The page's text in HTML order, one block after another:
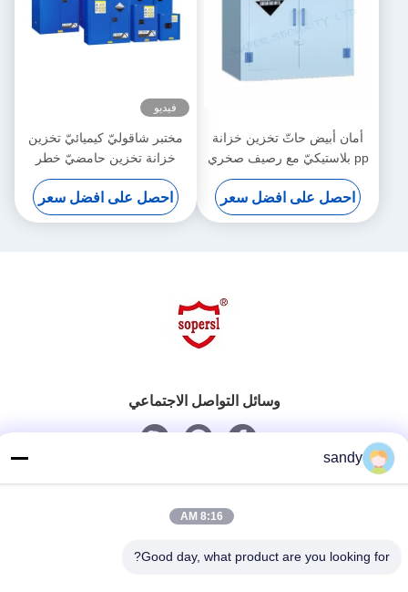
أمان أبيض حاتّ تخزين خزانة
pp بلاستيكيّ مع رصيف صخري
قابل للتعديل, 28gallon
احصل على افضل سعر
فيديو
مختبر شاقوليّ كيميائيّ تخزين
خزانة تخزين حامضيّ خطر
احصل على افضل سعر
وسائل التواصل الاجتماعي
اتصل سريعًا
sandy
8:16 AM
Good day, what product are you looking for?